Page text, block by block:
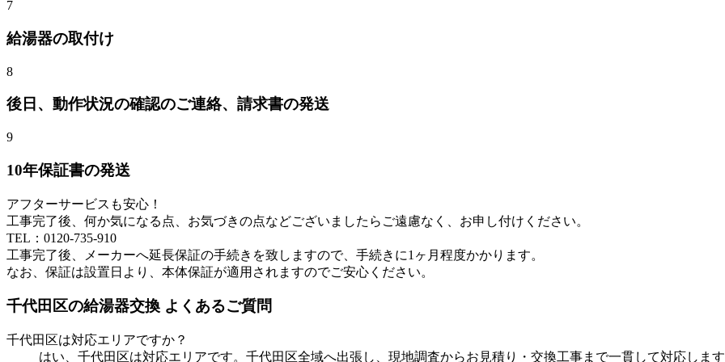
7
給湯器の取付け
8
後日、動作状況の確認のご連絡、請求書の発送
9
10年保証書の発送
アフターサービスも安心！
工事完了後、何か気になる点、お気づきの点などございましたらご遠慮なく、お申し付けください。
TEL：0120-735-910
工事完了後、メーカーへ延長保証の手続きを致しますので、手続きに1ヶ月程度かかります。
なお、保証は設置日より、本体保証が適用されますのでご安心ください。
千代田区の給湯器交換 よくあるご質問
千代田区は対応エリアですか？
はい、 千代田区は対応エリアです。 千代田区全域へ出張し、現地調査からお見積り・交換工事まで一貫して対応しま